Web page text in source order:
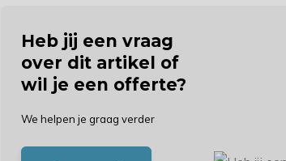
Heb jij een vraag
over dit artikel of
wil je een offerte?
We helpen je graag verder